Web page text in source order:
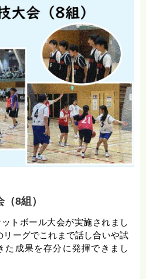
8組）
トボール大会が実施されまし
リーグでこれまで話し合いや試
た成果を存分に発揮できまし